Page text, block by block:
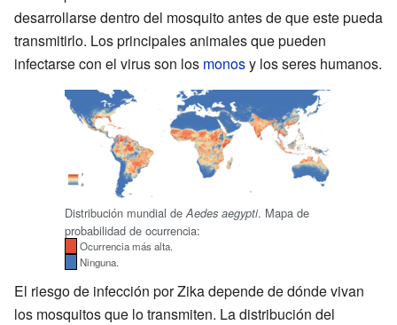
desarrollarse dentro del mosquito antes de que este pueda
transmitirlo. Los principales animales que pueden
infectarse con el virus son los monosy los seres humanos.
Distribución mundial deAedes aegypti. Mapa de
probabilidad de ocurrencia:
Ocurrencia más alta.
Ninguna.
El riesgo de infección por Zika depende de dónde vivan
los mosquitos que lo transmiten. La distribución del